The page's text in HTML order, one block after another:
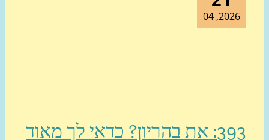
393: את בהריון? כדאי לך מאוד